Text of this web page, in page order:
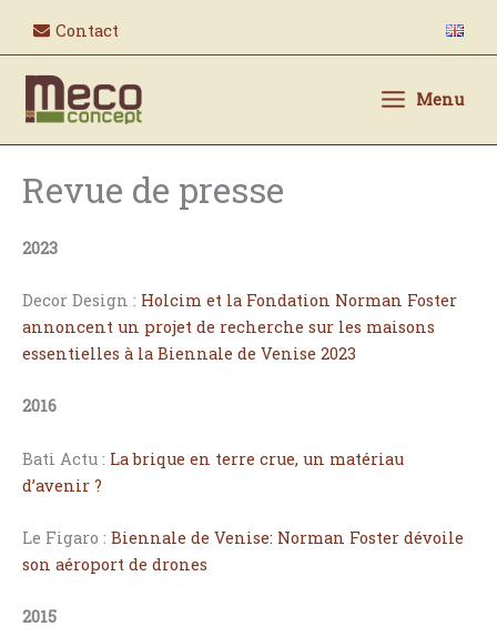
Contact
Menu
Revue de presse
2023
Decor Design : Holcim et la Fondation Norman Foster
annoncent un projet de recherche sur les maisons
essentielles à la Biennale de Venise 2023
2016
Bati Actu : La brique en terre crue, un matériau
d’avenir ?
Le Figaro : Biennale de Venise: Norman Foster dévoile
son aéroport de drones
2015